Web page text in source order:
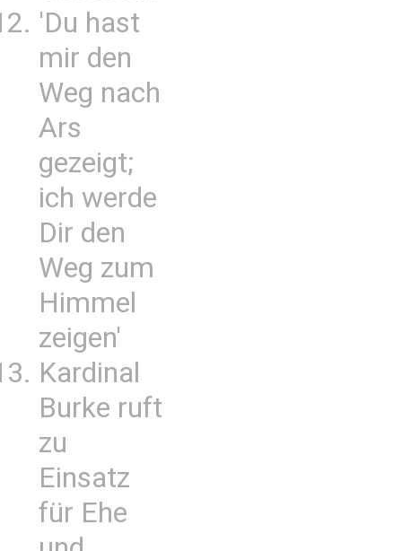
'Du hast
mir den
Weg nach
Ars
gezeigt;
ich werde
Dir den
Weg zum
Himmel
zeigen'
Kardinal
Burke ruft
zu
Einsatz
für Ehe